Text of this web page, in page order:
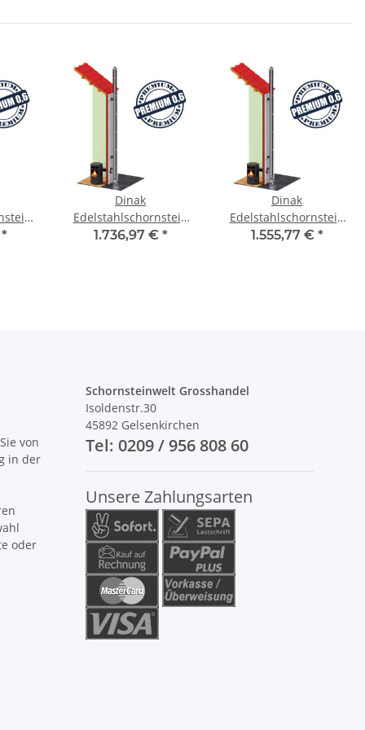
*
Dinak
Edelstahlschornstein
Bausatz DW 200 7,7m
1.736,97 € *
Dinak
Edelstahlschornstein
Bausatz DW 130 9,7m
1.555,77 € *
von
in der
oder
Schornsteinwelt Grosshandel
Isoldenstr.30
45892 Gelsenkirchen
Tel: 0209 / 956 808 60
Unsere Zahlungsarten